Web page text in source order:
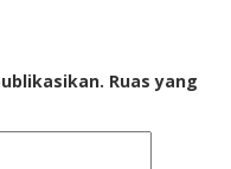
Ruas yang